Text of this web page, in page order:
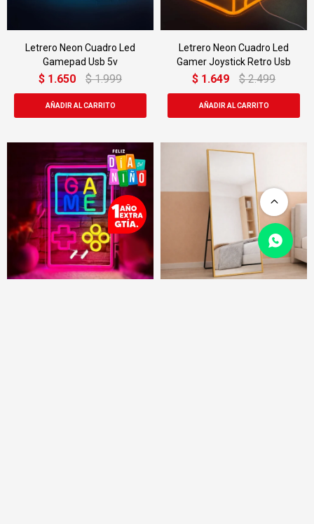
Letrero Neon Cuadro Led
Gamepad Usb 5v
$ 1.650 $ 1.999
Letrero Neon Cuadro Led
Gamer Joystick Retro Usb
$ 1.649 $ 2.499